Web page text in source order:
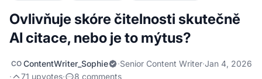
Ovlivňuje skóre čitelnosti skutečně
AI citace, nebo je to mýtus?
CO ContentWriter_Sophie ·Senior Content Writer·Jan 4, 2026
·
71 upvotes· 8 comments